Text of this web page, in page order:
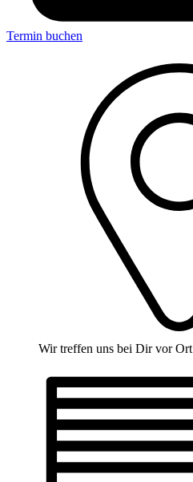
Termin buchen
Wir treffen uns bei Dir vor Ort